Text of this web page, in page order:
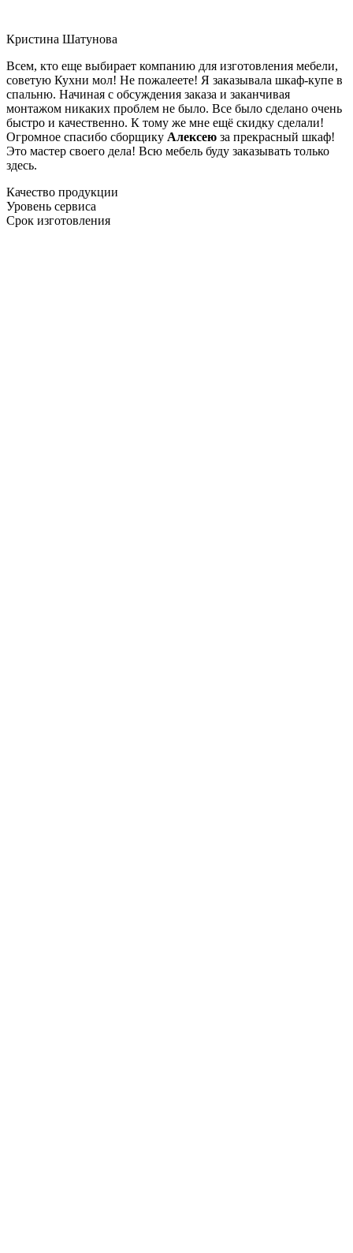
Кристина Шатунова
Всем, кто еще выбирает компанию для изготовления мебели,
советую Кухни мол! Не пожалеете! Я заказывала шкаф-купе в
спальню. Начиная с обсуждения заказа и заканчивая
монтажом никаких проблем не было. Все было сделано очень
быстро и качественно. К тому же мне ещё скидку сделали!
Огромное спасибо сборщику Алексею за прекрасный шкаф!
Это мастер своего дела! Всю мебель буду заказывать только
здесь.
Качество продукции
Уровень сервиса
Срок изготовления